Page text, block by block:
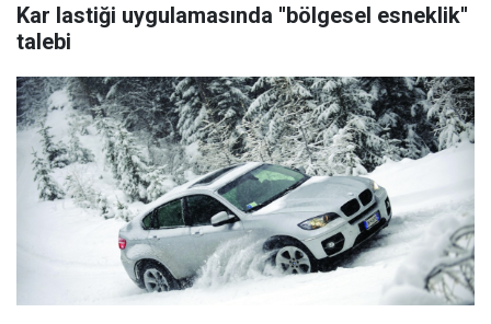
Kar lastiği uygulamasında ''bölgesel esneklik''
talebi